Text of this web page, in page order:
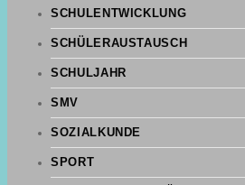
SCHULENTWICKLUNG
SCHÜLERAUSTAUSCH
SCHULJAHR
SMV
SOZIALKUNDE
SPORT